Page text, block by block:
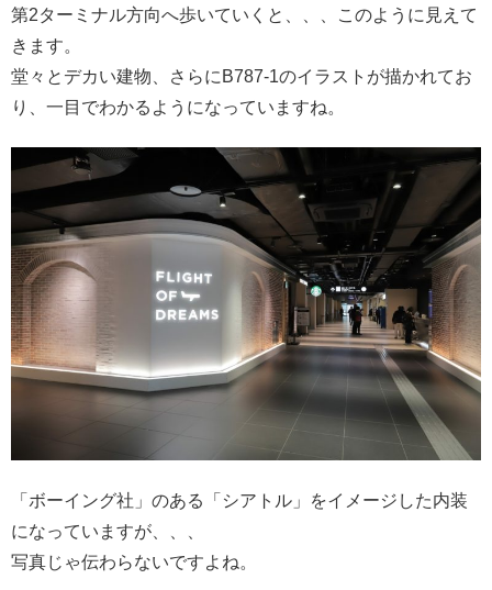
第2ターミナル方向へ歩いていくと、、、このように見えて
きます。
堂々とデカい建物、さらにB787-1のイラストが描かれてお
り、一目でわかるようになっていますね。
「ボーイング社」のある「シアトル」をイメージした内装
になっていますが、、、
写真じゃ伝わらないですよね。